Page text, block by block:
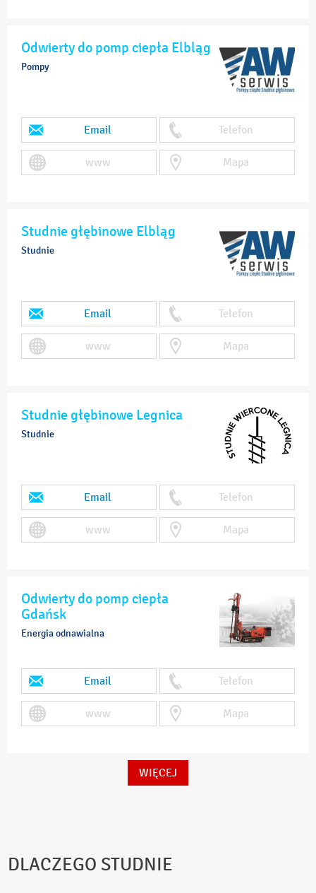
Odwierty do pomp ciepła Elbląg
Pompy
Email Telefon
www Mapa
Studnie głębinowe Elbląg
Studnie
Email Telefon
www Mapa
Studnie głębinowe Legnica
Studnie
Email Telefon
www Mapa
Odwierty do pomp ciepła
Gdańsk
Energia odnawialna
Email Telefon
www Mapa
WIĘCEJ
DLACZEGO STUDNIE